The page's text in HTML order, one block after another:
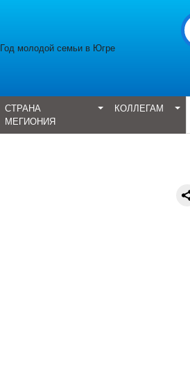
молодой семьи в Югре
СТРАНА
МЕГИОНИЯ
КОЛЛЕГАМ